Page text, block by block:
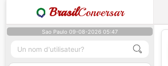
BrasilConversar
Sao Paulo 09-08-2026 05:47